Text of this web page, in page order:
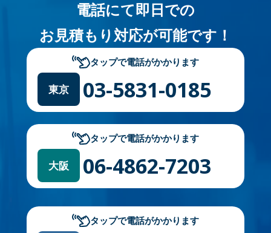
電話にて即日での
お見積もり対応が可能です！
タップで電話がかかります
東京 03-5831-0185
タップで電話がかかります
大阪 06-4862-7203
タップで電話がかかります